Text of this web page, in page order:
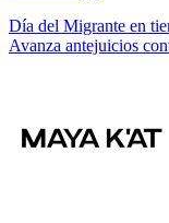
Navegación
de
Día del Migrante en
Avanza antejuicios